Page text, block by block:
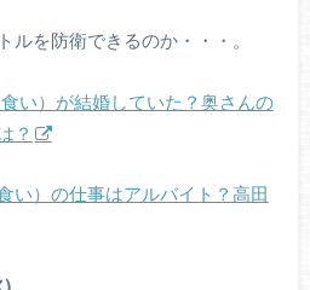
ルを防衛できるのか・・・。
い）が結婚していた？奥さんの
？
い）の仕事はアルバイト？高田